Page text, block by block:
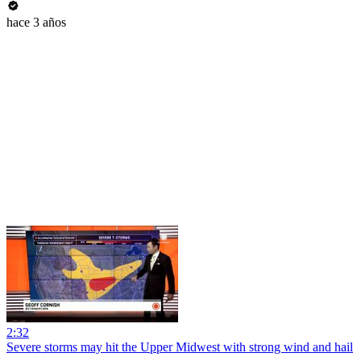
hace 3 años
2:32
Severe storms may hit the Upper Midwest with strong wind and hail